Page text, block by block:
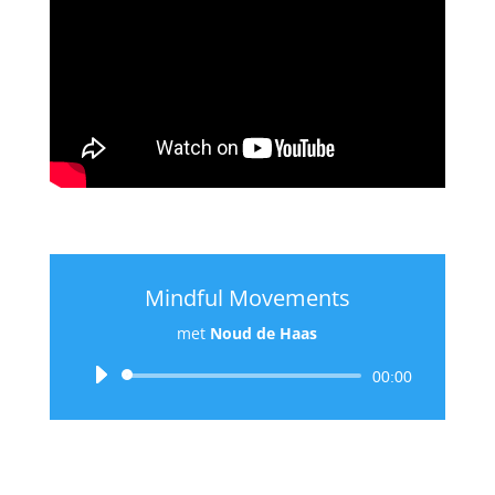
Breathe
Mindful Movements
met Noud de Haas
Audiospeler 00:00